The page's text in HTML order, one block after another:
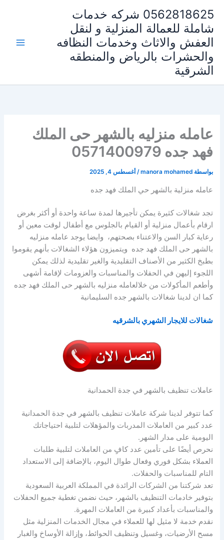
المحتوى
0562818625 شركه خدمات
شاملة للعمالة المنزلية و لنقل
العفش والاثاث وخدمات النظافه
والحشرات بالرياض والمنطقه
الشرقية
عامله منزليه بالشهر حى الملك
فهد جده 0571400979
بواسطة manora mohamed
/ أغسطس 4, 2025
عامله منزلية بالشهر حي الملك فهد جده
تجد شغالات كثيرة يمكن تأجيرها لمدة ساعة واحدة أو أكثر بغرض
ارقام بأعمال منزلية أو القيام بالجلوس مع أطفال لوقت معين أو
رعاية كبار السن والاعتناء بصحتهم، وايضا يوجد عامله منزليه
بالشهر حى الملك فهد جده ويتميزون هؤلاء الشغالات بأنهم يقوموا
بطبخ الكثير من الأصناف التقليدية والغير تقليدية لذلك يمكن
اللجوء إليهن في الحفلات والمناسبات والعزومات لإقامة أشهى
وأطعم المأكولات من خلالعامله منزليه بالشهر حى الملك فهد جده
كما ان لدينا شغالات بالشهر جده السليمانية
شغالات للايجار الشهري بالشرقيه
عاملات تنظيف بالشهر في جدة الحمدانية
كما تتوفر لدينا شركة عاملات تنظيف بالشهر في جدة الحمدانية
عدد كبير من العاملات المدربات والمؤهلات لتلبية احتياجاتك
اليومية على مدار الشهر.
نحرص أيضًا على تأمين عدد كافٍ من العاملات لتلبية طلبات
العملاء بشكل فوري وفعال طوال اليوم، بالإضافة إلى الاستعداد
التام للمناسبات والحفلات.
تعد شركتنا من الشركات الرائدة في المملكة العربية السعودية
بتوفير خادمات التنظيف بالشهر، حيث نضمن تغطية جميع الحفلات
والمناسبات بأعداد كبيرة من العاملات المهرة.
نقدم خدمة لا مثيل لها للعملاء في مجال الخدمات المنزلية مثل
مسح الأرضيات، وغسيل وتنظيف الحوائط، وإزالة الأوساخ والغبار